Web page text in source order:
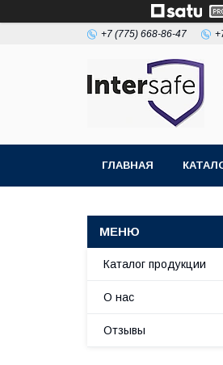
+7 (775) 668-86-47
ГЛАВНАЯ
Каталог продукции
О нас
Отзывы